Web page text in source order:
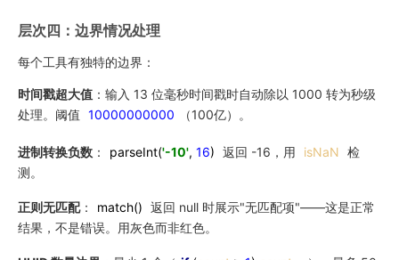
层次四：边界情况处理
每个工具有独特的边界：
时间戳超大值 ：输入 13 位毫秒时间戳时自动除以 1000 转为秒级
处理。阈值 10000000000 （100亿）。
进制转换负数 ： parseInt('-10', 16) 返回 -16，用 isNaN 检
测。
正则无匹配： match() 返回 null 时展示"无匹配项"——这是正常
结果，不是错误。用灰色而非红色。